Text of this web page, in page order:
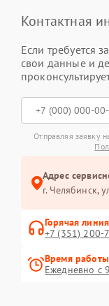
Контактная
Если требуется
свои данные и
Отправляя заявку
Адрес
г. Челябинск,
Горячая линия
+7 (351) 200-
Время работы
Ежедневно с